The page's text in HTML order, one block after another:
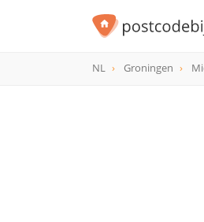
postcode
NL Groningen